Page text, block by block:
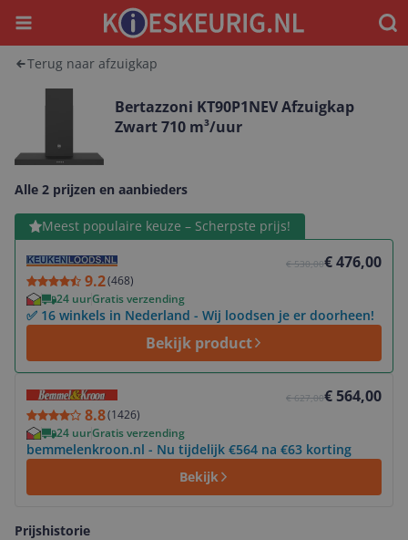
Menu
Terug naar afzuigkap
Bertazzoni KT90P1NEV Afzuigkap
Zwart 710 m³/uur
Alle 2 prijzen en aanbieders
Meest populaire keuze – Scherpste prijs!
9.2(468)
€ 530,00€ 476,00
24 uurGratis verzending
✅ 16 winkels in Nederland - Wij loodsen je er doorheen!
Bekijk product
Bekijk product
8.8(1426)
€ 627,00€ 564,00
24 uurGratis verzending
bemmelenkroon.nl - Nu tijdelijk €564 na €63 korting
Bekijk
Prijshistorie